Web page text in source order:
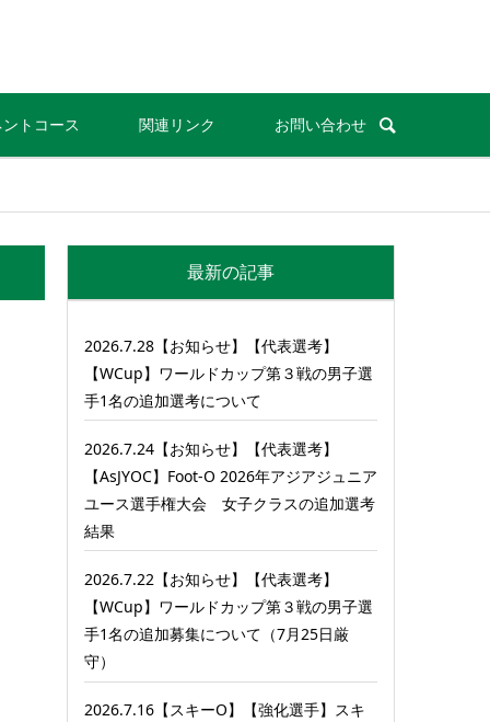
トコース 関連リンク お問い合わせ
最新の記事
2026.7.28【お知らせ】【代表選考】
【WCup】ワールドカップ第３戦の男子選
手1名の追加選考について
2026.7.24【お知らせ】【代表選考】
【AsJYOC】Foot-O 2026年アジアジュニア
ユース選手権大会 女子クラスの追加選考
結果
2026.7.22【お知らせ】【代表選考】
【WCup】ワールドカップ第３戦の男子選
手1名の追加募集について（7月25日厳
守）
2026.7.16【スキーO】【強化選手】スキ